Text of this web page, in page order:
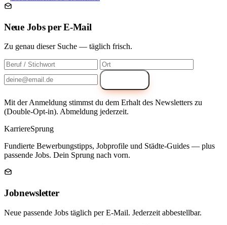
Neue Jobs per E-Mail
Zu genau dieser Suche — täglich frisch.
Mit der Anmeldung stimmst du dem Erhalt des Newsletters zu
(Double-Opt-in). Abmeldung jederzeit.
KarriereSprung
Fundierte Bewerbungstipps, Jobprofile und Städte-Guides — plus
passende Jobs. Dein Sprung nach vorn.
Jobnewsletter
Neue passende Jobs täglich per E-Mail. Jederzeit abbestellbar.